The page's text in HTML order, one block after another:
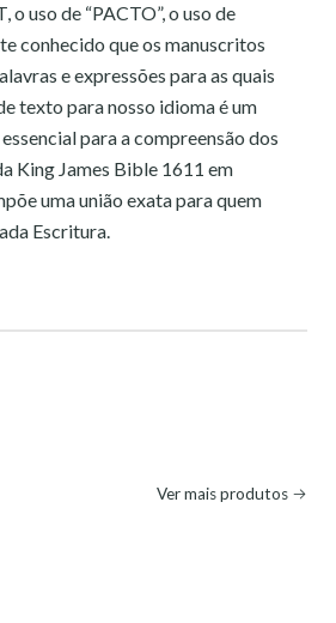
uso de “PACTO”, o uso de
conhecido que os manuscritos
e expressões para as quais
texto para nosso idioma é um
para a compreensão dos
King James Bible 1611 em
uma união exata para quem
Escritura.
Ver mais produtos